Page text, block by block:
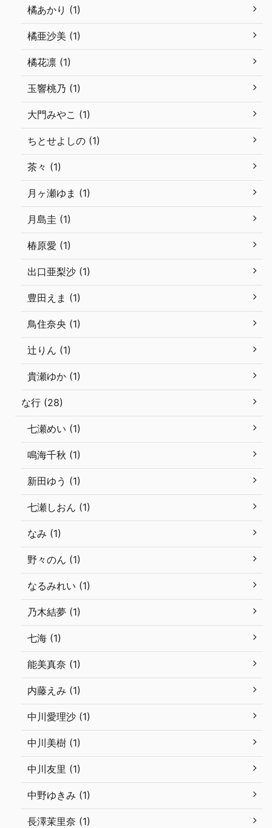
橘あかり (1)
橘亜沙美 (1)
橘花凛 (1)
玉響桃乃 (1)
大門みやこ (1)
ちとせよしの (1)
茶々 (1)
月ヶ瀬ゆま (1)
月島圭 (1)
椿原愛 (1)
出口亜梨沙 (1)
豊田えま (1)
鳥住奈央 (1)
辻りん (1)
貴瀬ゆか (1)
な行 (28)
七瀬めい (1)
鳴海千秋 (1)
新田ゆう (1)
七瀬しおん (1)
なみ (1)
野々のん (1)
なるみれい (1)
乃木結夢 (1)
七海 (1)
能美真奈 (1)
内藤えみ (1)
中川愛理沙 (1)
中川美樹 (1)
中川友里 (1)
中野ゆきみ (1)
長澤茉里奈 (1)